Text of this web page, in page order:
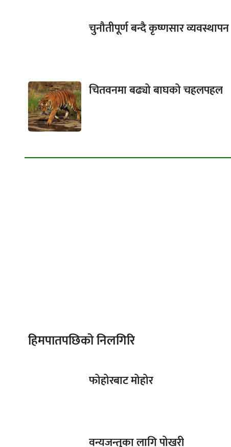
चुनौतीपूर्ण बन्दै कृष्णसार व्यवस्थापन
चितवनमा बढ्यो बाघको चहलपहल
हिमपातपछिको निलगिरि
फोहोरबाट मोहोर
वन्यजन्तुका लागि पोखरी